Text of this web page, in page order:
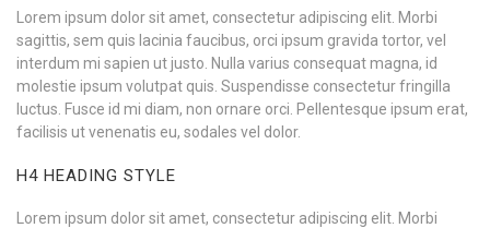
Lorem ipsum dolor sit amet, consectetur adipiscing elit. Morbi
sagittis, sem quis lacinia faucibus, orci ipsum gravida tortor, vel
interdum mi sapien ut justo. Nulla varius consequat magna, id
molestie ipsum volutpat quis. Suspendisse consectetur fringilla
luctus. Fusce id mi diam, non ornare orci. Pellentesque ipsum erat,
facilisis ut venenatis eu, sodales vel dolor.
H4 HEADING STYLE
Lorem ipsum dolor sit amet, consectetur adipiscing elit. Morbi